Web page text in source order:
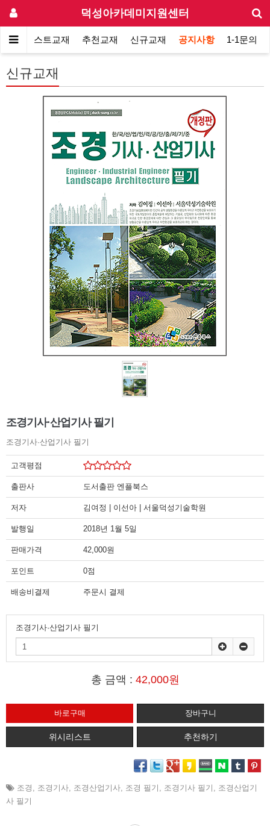
덕성아카데미지원센터
개 베스트교재 추천교재 신규교재 공지사항 1-1문의
신규교재
조경기사·산업기사 필기
조경기사·산업기사 필기
고객평점
출판사 도서출판 엔플북스
저자 김여정 | 이선아 | 서울덕성기술학원
발행일 2018년 1월 5일
판매가격 42,000원
포인트 0점
배송비결제 주문시 결제
조경기사·산업기사 필기
총 금액 : 42,000원
위시리스트 추천하기
조경 조경기사 조경산업기사 조경 필기 조경기사 필기
조경산업기
사 필기